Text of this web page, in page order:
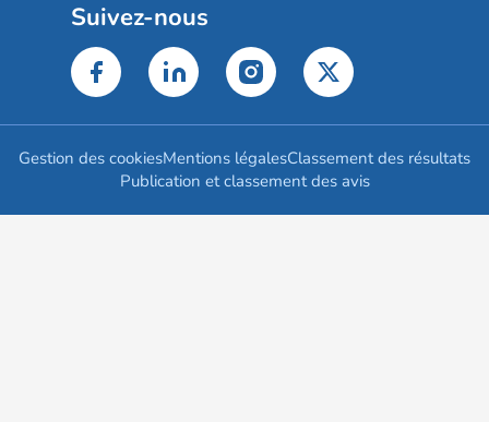
Suivez-nous
Gestion des cookiesMentions légalesClassement des résultats
Publication et classement des avis